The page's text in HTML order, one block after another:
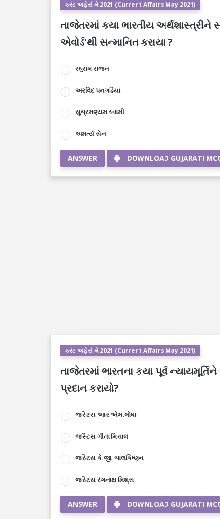
કરંટ અફેર્સ મે 2021 (Current Affairs May 2021)
તાજેતરમાં કયા ભારતીય
એવોર્ડ'થી સન્માનિત કરાયા ?
રઘુરામ રાજન
અરવિંદ પનગઢિયા
સુબ્રમણ્યમ સ્વામી
અમર્ત્ય સેન
ANSWER DOWNLOAD GUJARATI
કરંટ અફેર્સ મે 2021 (Current Affairs May 2021)
તાજેતરમાં ભારતના કયા પૂર્વ
પ્રદાન કરાયો?
જસ્ટિસ આર.એમ.લોધા
જસ્ટિસ ગીતા મિત્તાલ
જસ્ટિસ કે.જી. બાલકિષ્ણન
જસ્ટિસ રંગનાથ મિશ્રા
ANSWER DOWNLOAD GUJARATI